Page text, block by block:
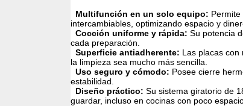
Multifunción en un solo equipo:
intercambiables, optimizando espacio y
Cocción uniforme y rápida: Su potencia
cada preparación.
Superficie antiadherente: Las placas con
la limpieza sea mucho más sencilla.
Uso seguro y cómodo: Posee cierre
estabilidad.
Diseño práctico: Su sistema giratorio de
guardar, incluso en cocinas con poco